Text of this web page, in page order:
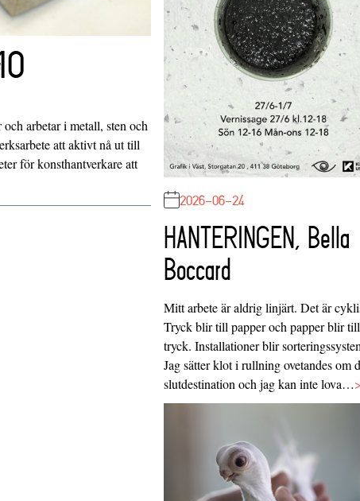
arbetar i metall, sten och
att aktivt nå ut till
för konsthantverkare att
2026-06-24
HANTERINGEN, Bella
Boccard
Mitt arbete är aldrig linjärt. Det är
Tryck blir till papper och papper blir till
tryck. Installationer blir
Jag sätter klot i rullning ovetandes om
slutdestination och jag kan inte lova…>